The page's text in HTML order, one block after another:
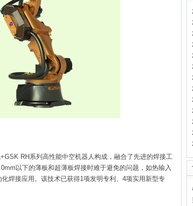
RH系列高性能中空机器人构成，融合了先进的焊接工
以下的薄板和超薄板焊接时难于避免的问题，如热输入
焊接应用。该技术已获得1项发明专利、4项实用新型专